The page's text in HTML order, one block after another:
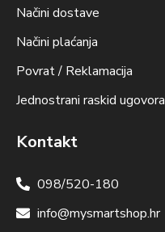
Načini dostave
Načini plaćanja
Povrat / Reklamacija
Jednostrani raskid ugovora
Kontakt
098/520-180
info@mysmartshop.hr